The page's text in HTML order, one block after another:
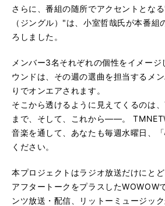
さらに、番組の随所でアクセントとな
（ジングル）"は、小室哲哉氏が本番組
ろしました。
メンバー3名それぞれの個性をイメー
ウンドは、その週の選曲を担当するメ
りでオンエアされます。
そこから透けるように見えてくるのは
まで、そして、これから――。
音楽を通して、あなたも毎週水曜日、
ください。
本プロジェクトはラジオ放送だけにと
アフタートークをプラスしたWOWOW
ンツ放送・配信、リットーミュージッ